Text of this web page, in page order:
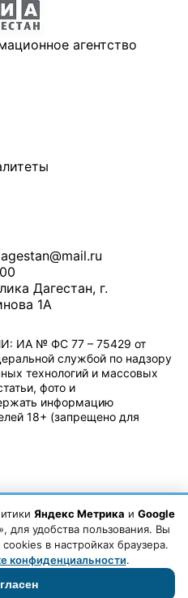
агентство
Дагестан, г.
1А
ИА № ФС 77 – 75429 от
службой по надзору
технологий и массовых
фото и
информацию
18+ (запрещено для
Яндекс Метрика и Google
для удобства пользования. Вы
в настройках браузера.
конфиденциальности.